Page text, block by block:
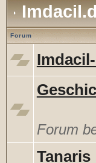
Forum
Forum
Tanaris